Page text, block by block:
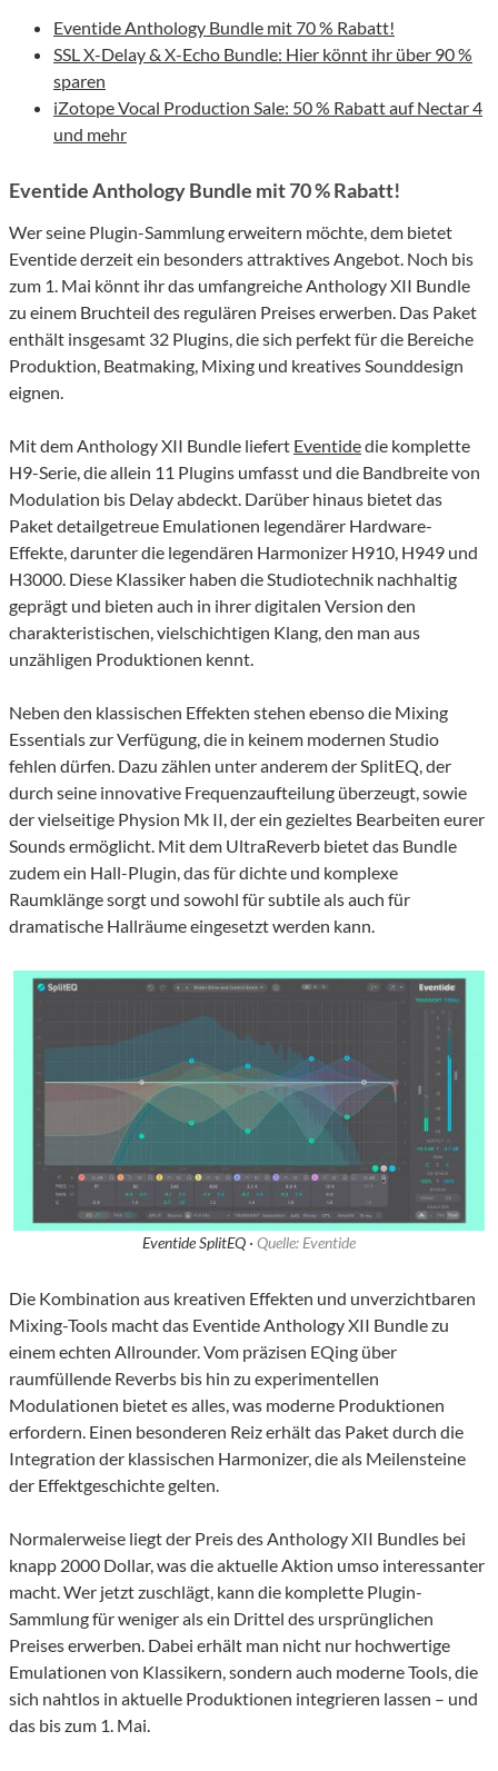
Eventide Anthology Bundle mit 70 % Rabatt!
SSL X-Delay & X-Echo Bundle: Hier könnt ihr über 90 %
sparen
iZotope Vocal Production Sale: 50 % Rabatt auf Nectar 4
und mehr
Eventide Anthology Bundle mit 70 % Rabatt!
Wer seine Plugin-Sammlung erweitern möchte, dem bietet
Eventide derzeit ein besonders attraktives Angebot. Noch bis
zum 1. Mai könnt ihr das umfangreiche Anthology XII Bundle
zu einem Bruchteil des regulären Preises erwerben. Das Paket
enthält insgesamt 32 Plugins, die sich perfekt für die Bereiche
Produktion, Beatmaking, Mixing und kreatives Sounddesign
eignen.
Mit dem Anthology XII Bundle liefert Eventidedie komplette
H9-Serie, die allein 11 Plugins umfasst und die Bandbreite von
Modulation bis Delay abdeckt. Darüber hinaus bietet das
Paket detailgetreue Emulationen legendärer Hardware-
Effekte, darunter die legendären Harmonizer H910, H949 und
H3000. Diese Klassiker haben die Studiotechnik nachhaltig
geprägt und bieten auch in ihrer digitalen Version den
charakteristischen, vielschichtigen Klang, den man aus
unzähligen Produktionen kennt.
Neben den klassischen Effekten stehen ebenso die Mixing
Essentials zur Verfügung, die in keinem modernen Studio
fehlen dürfen. Dazu zählen unter anderem der SplitEQ, der
durch seine innovative Frequenzaufteilung überzeugt, sowie
der vielseitige Physion Mk II, der ein gezieltes Bearbeiten eurer
Sounds ermöglicht. Mit dem UltraReverb bietet das Bundle
zudem ein Hall-Plugin, das für dichte und komplexe
Raumklänge sorgt und sowohl für subtile als auch für
dramatische Hallräume eingesetzt werden kann.
Eventide SplitEQ · Quelle: Eventide
Die Kombination aus kreativen Effekten und unverzichtbaren
Mixing-Tools macht das Eventide Anthology XII Bundle zu
einem echten Allrounder. Vom präzisen EQing über
raumfüllende Reverbs bis hin zu experimentellen
Modulationen bietet es alles, was moderne Produktionen
erfordern. Einen besonderen Reiz erhält das Paket durch die
Integration der klassischen Harmonizer, die als Meilensteine
der Effektgeschichte gelten.
Normalerweise liegt der Preis des Anthology XII Bundles bei
knapp 2000 Dollar, was die aktuelle Aktion umso interessanter
macht. Wer jetzt zuschlägt, kann die komplette Plugin-
Sammlung für weniger als ein Drittel des ursprünglichen
Preises erwerben. Dabei erhält man nicht nur hochwertige
Emulationen von Klassikern, sondern auch moderne Tools, die
sich nahtlos in aktuelle Produktionen integrieren lassen – und
das bis zum 1. Mai.